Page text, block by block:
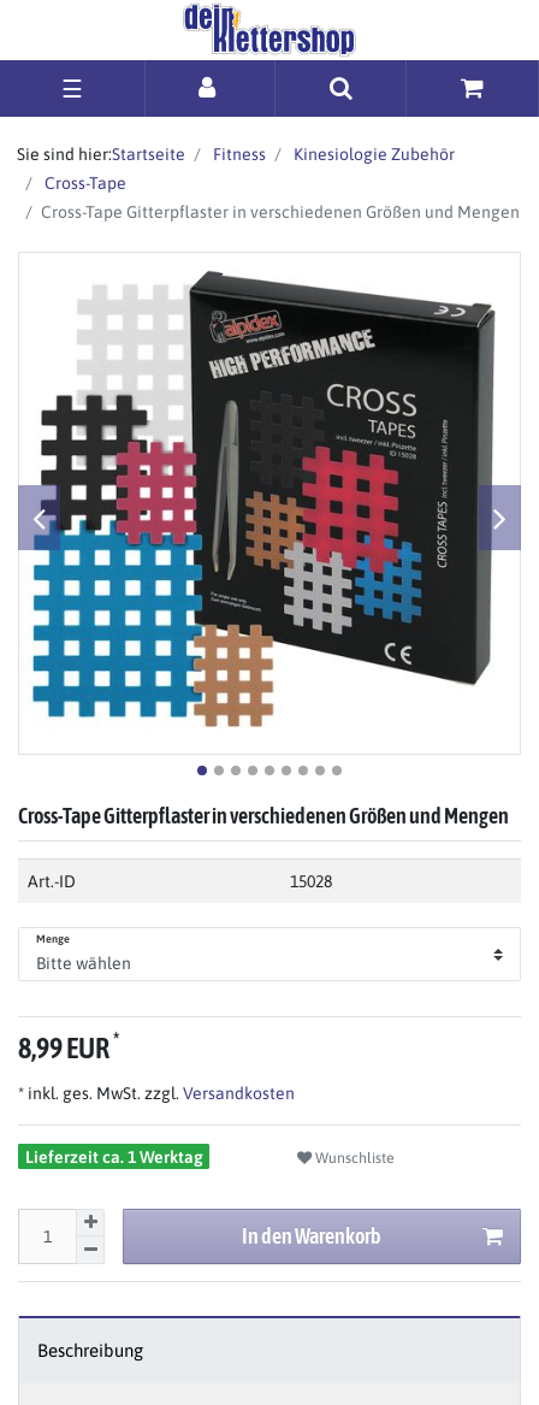
☰
Sie sind hier:Startseite Fitness
Kinesiologie Zubehör
Cross-Tape
Cross-Tape Gitterpflaster in verschiedenen Größen und Mengen
Cross-Tape Gitterpflaster in verschiedenen Größen und Mengen
Art.-ID 15028
Menge
8,99 EUR*
* inkl. ges. MwSt. zzgl. Versandkosten
Lieferzeit ca. 1 Werktag Wunschliste
In den Warenkorb
Beschreibung